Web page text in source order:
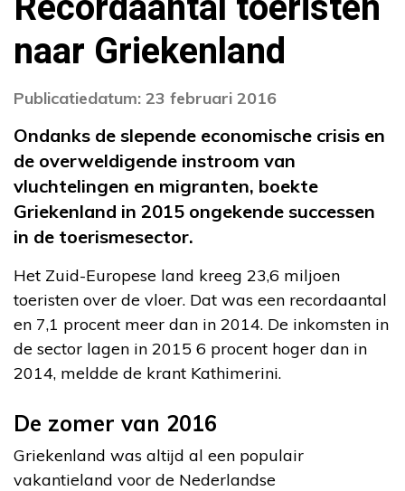
naar Griekenland
Publicatiedatum: 23 februari 2016
Ondanks de slepende economische crisis en
de overweldigende instroom van
vluchtelingen en migranten, boekte
Griekenland in 2015 ongekende successen
in de toerismesector.
Het Zuid-Europese land kreeg 23,6 miljoen
toeristen over de vloer. Dat was een recordaantal
en 7,1 procent meer dan in 2014. De inkomsten in
de sector lagen in 2015 6 procent hoger dan in
2014, meldde de krant Kathimerini.
De zomer van 2016
Griekenland was altijd al een populair
vakantieland voor de Nederlandse